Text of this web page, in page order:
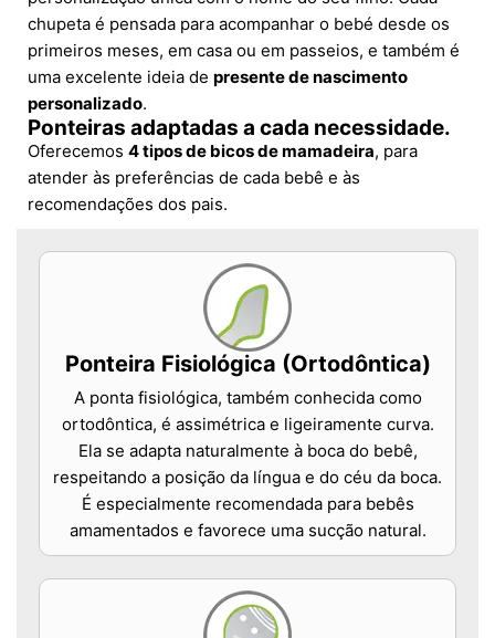
chupeta é pensada para acompanhar o bebé desde os
primeiros meses, em casa ou em passeios, e também é
uma excelente ideia de presente de nascimento
personalizado.
Ponteiras adaptadas a cada necessidade.
Oferecemos 4 tipos de bicos de mamadeira, para
atender às preferências de cada bebê e às
recomendações dos pais.
Ponteira Fisiológica (Ortodôntica)
A ponta fisiológica, também conhecida como
ortodôntica, é assimétrica e ligeiramente curva.
Ela se adapta naturalmente à boca do bebê,
respeitando a posição da língua e do céu da boca.
É especialmente recomendada para bebês
amamentados e favorece uma sucção natural.